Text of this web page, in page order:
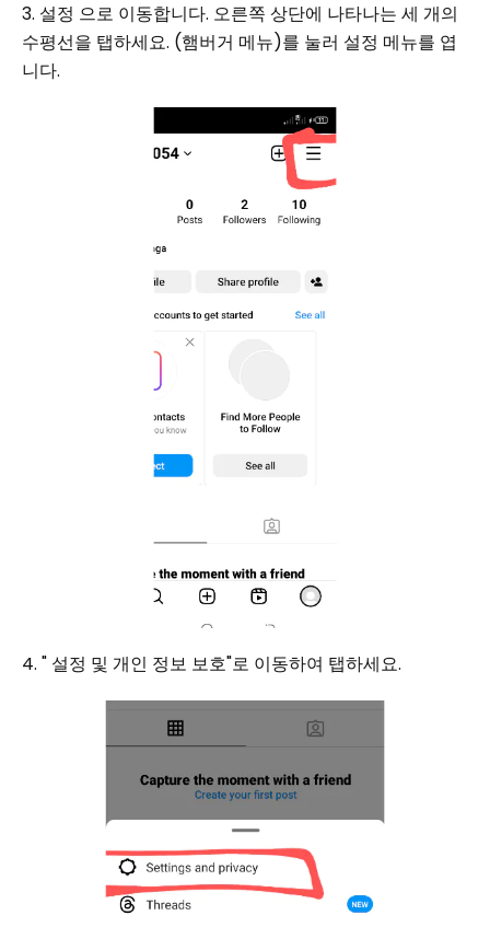
3. 설정 으로 이동합니다. 오른쪽 상단에 나타나는 세 개의
수평선을 탭하세요. (햄버거 메뉴)를 눌러 설정 메뉴를 엽
니다.
4. " 설정 및 개인 정보 보호"로 이동하여 탭하세요.